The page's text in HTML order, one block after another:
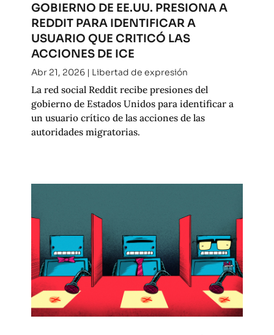
GOBIERNO DE EE.UU. PRESIONA A
REDDIT PARA IDENTIFICAR A
USUARIO QUE CRITICÓ LAS
ACCIONES DE ICE
Abr 21, 2026| Libertad de expresión
La red social Reddit recibe presiones del
gobierno de Estados Unidos para identificar a
un usuario crítico de las acciones de las
autoridades migratorias.